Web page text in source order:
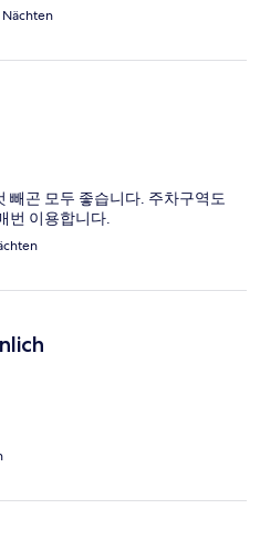
Nächten
빼곤 모두 좋습니다. 주차구역도
번 이용합니다.